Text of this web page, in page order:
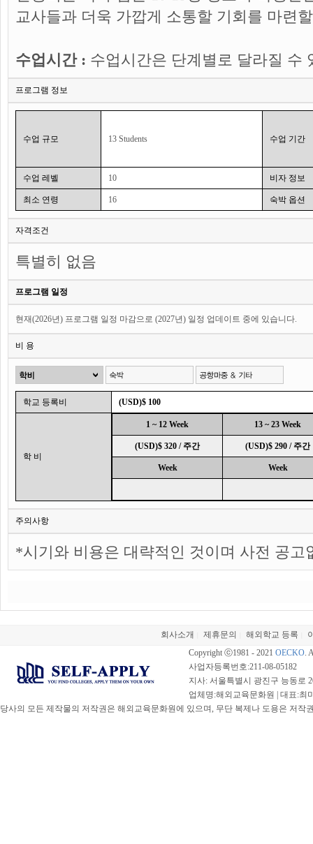
교사들과 더욱 가깝게 소통할 기회를 마련
수업시간 : 수업시간은 단계별로 달라질 수
프로그램 정보
수업 규모 13 Students 수업 기간
수업 레벨 10 비자 정보
최소 연령 16 숙박 옵션
자격조건
특별히 없음
프로그램 일정
현재(2026년) 프로그램 일정 마감으로 (2027년) 일정 업데이트 중에 있습니다.
비 용
학교 등록비 (USD)$ 100
학 비
1 ~ 12 Week 13 ~ 23 Week
(USD)$ 320 / 주간 (USD)$ 290 / 주간
Week Week
주의사항
*시기와 비용은 대략적인 것이며 사전 공고
회사소개 제휴문의 해외학교 등록
Copyright ⓒ1981 - 2021 OECKO.
사업자등록번호:211-08-05182
지사: 서울특별시 광진구 능동로
업체명:해외교육문화원 | 대표:최
당사의 모든 제작물의 저작권은 해외교육문화원에 있으며, 무단 복제나 도용은 저